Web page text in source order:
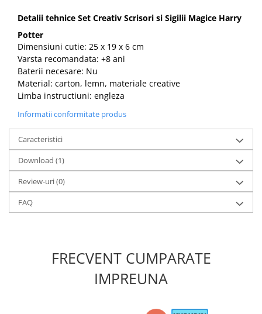
Detalii tehnice Set Creativ Scrisori si Sigilii Magice Harry
Potter
Dimensiuni cutie: 25 x 19 x 6 cm
Varsta recomandata: +8 ani
Baterii necesare: Nu
Material: carton, lemn, materiale creative
Limba instructiuni: engleza
Informatii conformitate produs
Caracteristici
Download (1)
Review-uri(0)
FAQ
FRECVENT CUMPARATE
IMPREUNA